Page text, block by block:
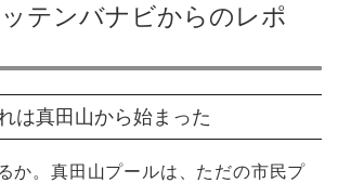
テンバナビからのレポ
は真田山から始まった
か。真田山プールは、ただの市民プ